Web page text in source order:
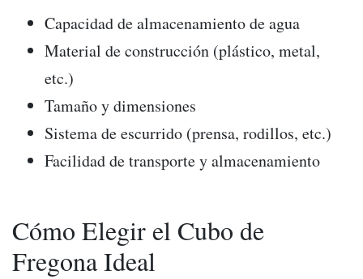
Capacidad de almacenamiento de agua
Material de construcción (plástico, metal,
etc.)
Tamaño y dimensiones
Sistema de escurrido (prensa, rodillos, etc.)
Facilidad de transporte y almacenamiento
Cómo Elegir el Cubo de
Fregona Ideal